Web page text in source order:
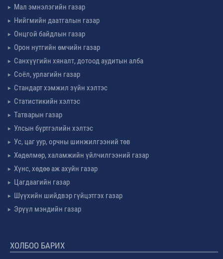
Мал эмнэлэгийн газар
Нийгмийн даатгалын газар
Онцгой байдлын газар
Орон нутгийн өмчийн газар
Санхүүгийн хяналт, дотоод аудитын алба
Соёл, урлагийн газар
Стандарт хэмжил зүйн хэлтэс
Статистикийн хэлтэс
Татварын газар
Улсын бүртгэлийн хэлтэс
Ус, цаг уур, орчны шинжилгээний төв
Хөдөлмөр, халамжийн үйлчилгээний газар
Хүнс, хөдөө аж ахуйн газар
Цагдаагийн газар
Шүүхийн шийдвэр гүйцэтгэх газар
Эрүүл мэндийн газар
ХОЛБОО БАРИХ